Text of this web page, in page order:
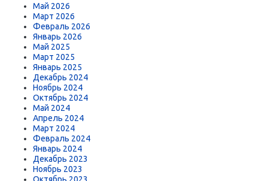
Май 2026
Март 2026
Февраль 2026
Январь 2026
Май 2025
Март 2025
Январь 2025
Декабрь 2024
Ноябрь 2024
Октябрь 2024
Май 2024
Апрель 2024
Март 2024
Февраль 2024
Январь 2024
Декабрь 2023
Ноябрь 2023
Октябрь 2023